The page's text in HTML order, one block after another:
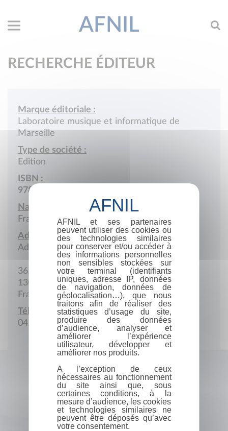
AFNIL
RECHERCHE ÉDITEUR
Marque éditoriale :
Laboratoire musique et informatique de
Marseille
Type de société :
Edition
ISBN :
978-2-9506677
Nationalité :
France
Adresse :
Adresse postale
36, Bd Pardigon
13004 Marseille
France
Téléphone :
04.91.50.03.75
AFNIL et ses partenaires
peuvent utiliser des cookies ou
des technologies similaires
pour conserver et/ou accéder à
des informations personnelles
non sensibles stockées sur
votre terminal (identifiants
uniques, adresse IP, données
de navigation, données de
géolocalisation…), que nous
traitons afin de réaliser des
statistiques d’usage du site,
produire des données
d’audience, analyser et
améliorer l’expérience
utilisateur, développer et
améliorer nos produits.
A l’exception de ceux
nécessaires au fonctionnement
du site ainsi que, sous
certaines conditions, à la
mesure d’audience, les cookies
et technologies similaires ne
peuvent être déposés qu’avec
votre consentement.